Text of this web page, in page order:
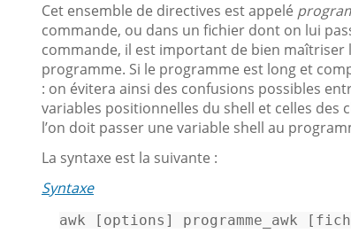
Cet ensemble de directives est appelé
commande, ou dans un fichier dont on lui
commande, il est important de bien maîtriser
programme. Si le programme est long et
: on évitera ainsi des confusions possibles
variables positionnelles du shell et celles des
l’on doit passer une variable shell au
La syntaxe est la suivante :
Syntaxe
awk [options] programme_awk